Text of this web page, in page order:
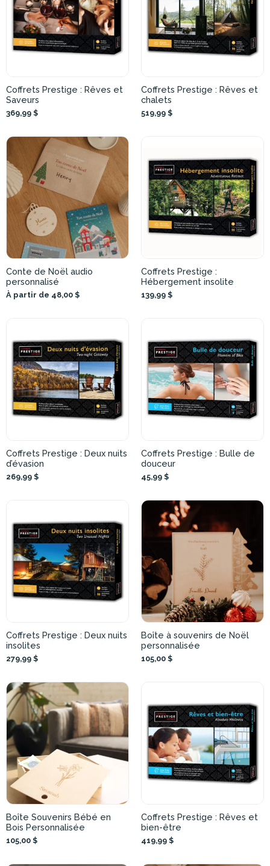
Coffrets Prestige : Rêves et
Saveurs
369,99 $
Coffrets Prestige : Rêves et
chalets
519,99 $
Conte de Noël audio
personnalisé
À partir de 48,00 $
Coffrets Prestige :
Hébergement insolite
139,99 $
Coffrets Prestige : Deux nuits
d’évasion
269,99 $
Coffrets Prestige : Bulle de
douceur
45,99 $
Coffrets Prestige : Deux nuits
insolites
279,99 $
Boîte à souvenirs de Noël
personnalisée
105,00 $
Boîte Souvenirs Bébé en
Bois Personnalisée
105,00 $
Coffrets Prestige : Rêves et
bien-être
419,99 $